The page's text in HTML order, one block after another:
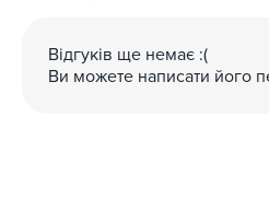
Відгуків ще немає :(
Ви можете написати його